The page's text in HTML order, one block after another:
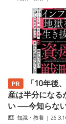
「10年後
産は半分になる
い ──今知らな
知識・教養 |